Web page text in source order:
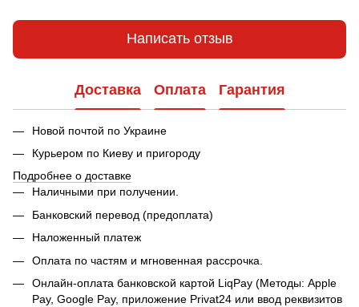
Написать отзыв
Доставка Оплата Гарантия
Новой почтой по Украине
Курьером по Киеву и пригороду
Подробнее о доставке
Наличными при получении.
Банковский перевод (предоплата)
Наложенный платеж
Оплата по частям и мгновенная рассрочка.
Онлайн-оплата банковской картой LiqPay (Методы: Apple
Pay, Google Pay, приложение Privat24 или ввод реквизитов